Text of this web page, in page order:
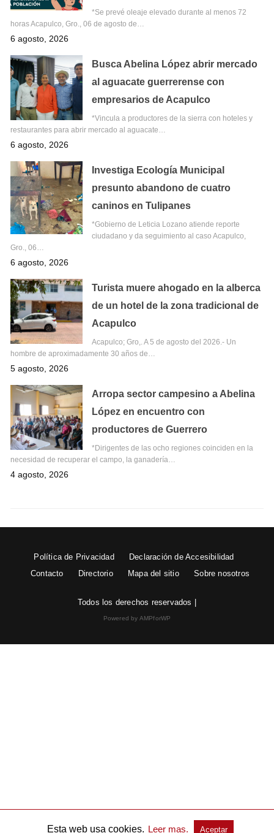
*Se prevé oleaje elevado durante al menos 72
horas Acapulco, Gro., 06 de agosto de…
6 agosto, 2026
Busca Abelina López abrir mercado
al aguacate guerrerense con
empresarios de Acapulco
*Vincula a productores de la sierra con hoteles y
restaurantes para abrir mercado al aguacate…
6 agosto, 2026
Investiga Ecología Municipal
presunto abandono de cuatro
caninos en Tulipanes
*Gobierno de Leticia Lozano atiende reporte
ciudadano y da seguimiento al caso Acapulco,
Gro., 06…
6 agosto, 2026
Turista muere ahogado en la alberca
de un hotel de la zona tradicional de
Acapulco
Acapulco; Gro,. A 5 de agosto del 2026.- Un
hombre de aproximadamente 30 años de…
5 agosto, 2026
Arropa sector campesino a Abelina
López en encuentro con
productores de Guerrero
*Dirigentes de las ocho regiones coinciden en la
necesidad de recuperar el campo, la ganadería…
4 agosto, 2026
Política de Privacidad
Declaración de Accesibilidad
Contacto
Directorio Mapa del sitio Sobre nosotros
Todos los derechos reservados |
Powered by AMPforWP
Esta web usa cookies. Leer mas. Aceptar